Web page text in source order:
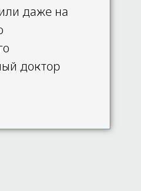
даже на
доктор